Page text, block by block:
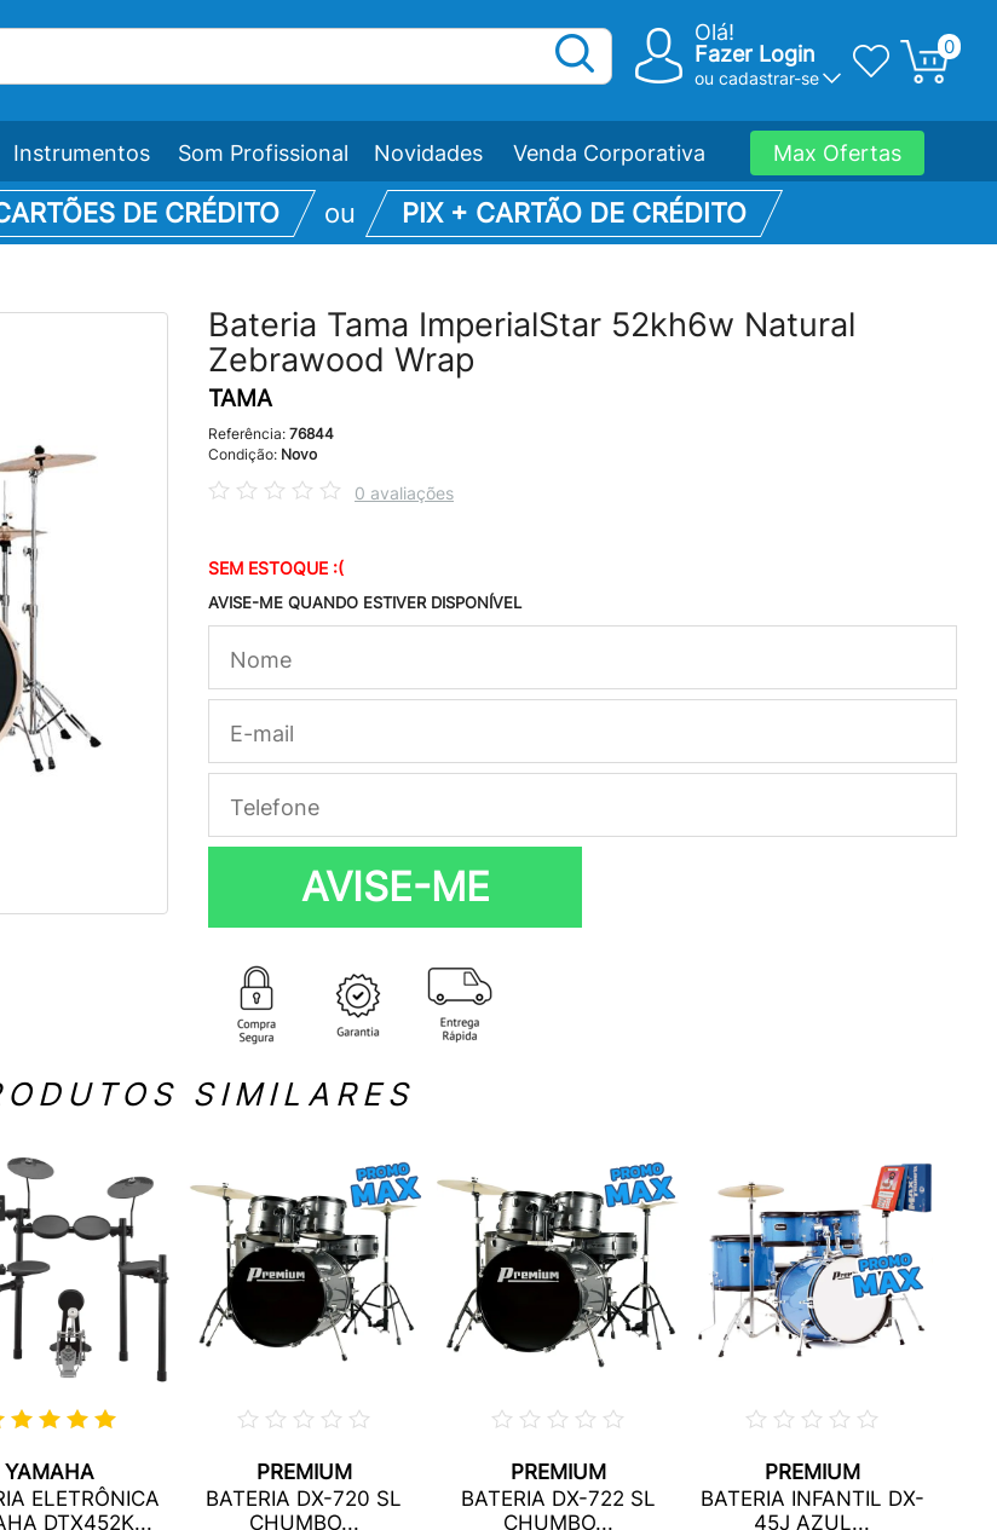
Olá!
Fazer Login
ou cadastrar-se
0
Instrumentos Som Profissional Novidades Venda Corporativa Max Ofertas
DE CRÉDITO ou PIX + CARTÃO DE CRÉDITO
Bateria Tama ImperialStar 52kh6w Natural
Zebrawood Wrap
TAMA
Referência: 76844
Condição: Novo
0 avaliações
SEM ESTOQUE :(
AVISE-ME QUANDO ESTIVER DISPONÍVEL
AVISE-ME
SIMILARES
YAMAHA
ELETRÔNICA
DTX452K...
PREMIUM
BATERIA DX-720 SL
CHUMBO...
PREMIUM
BATERIA DX-722 SL
CHUMBO...
PREMIUM
BATERIA INFANTIL DX-
45J AZUL...